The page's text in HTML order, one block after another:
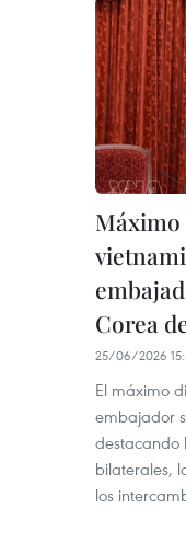
Corea
25/06/2026
El máximo
embajador
destacando
bilaterales,
los